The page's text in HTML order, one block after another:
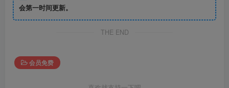
会第一时间更新。
THE END
会员免费